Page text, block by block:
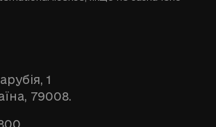
1
79008.